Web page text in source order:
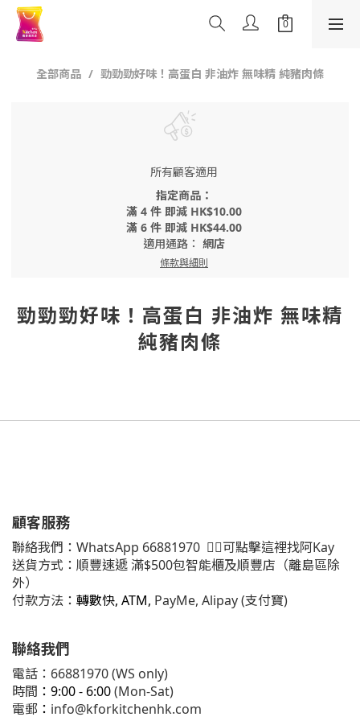
全部商品 勁勁勁好味！高蛋白 非油炸 無味精 純豬肉條
所有顧客適用
指定商品：
滿 4 件 即減 HK$10.00
滿 6 件 即減 HK$44.00
適用通路： 網店
條款與細則
勁勁勁好味！高蛋白 非油炸 無味精
純豬肉條
顧客服務
聯絡我們： WhatsApp 66881970 👈🏻可點擊這裡找阿Kay
送貨方式：順豐速遞 滿$500包智能櫃及順豐店（離島區除
外）
付款方法： 轉數快, ATM, PayMe, Alipay (支付寶)
聯絡我們
電話：66881970 (WS only)
時間 ：9:00 - 6:00(Mon-Sat)
電郵 ： info@kforkitchenhk.com